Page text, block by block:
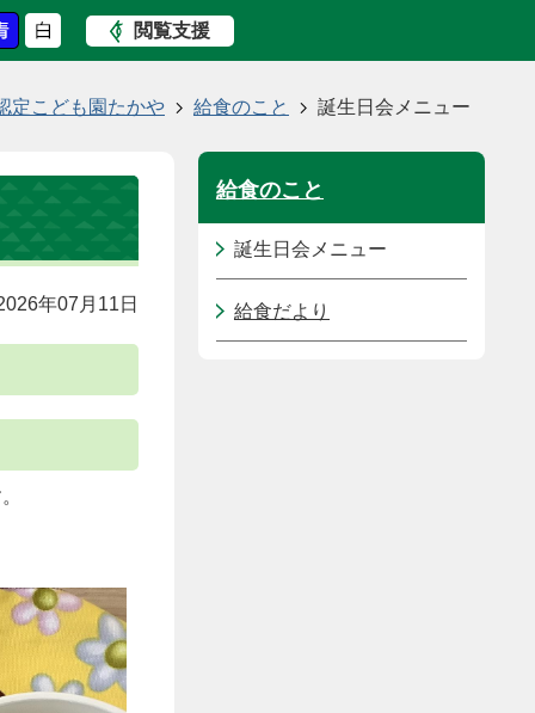
閲覧支援
定こども園たかや 給食のこと 誕生日会メニュー
年07月11日
給食のこと
誕生日会メニュー
給食だより